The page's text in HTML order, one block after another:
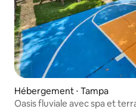
Hébergement ⋅ Tampa
Oasis fluviale avec spa et